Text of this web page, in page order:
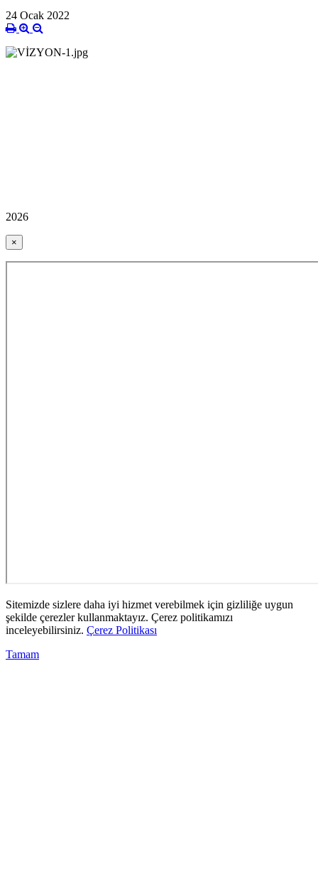
24 Ocak 2022
2026
×
Sitemizde sizlere daha iyi hizmet verebilmek için gizliliğe uygun
şekilde çerezler kullanmaktayız. Çerez politikamızı
inceleyebilirsiniz. Çerez Politikası
Tamam